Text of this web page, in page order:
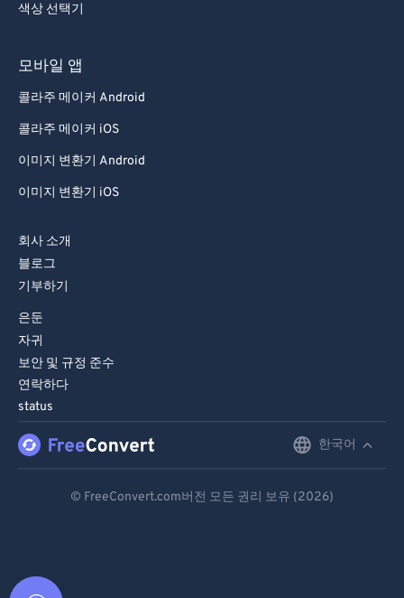
색상 선택기
모바일 앱
콜라주 메이커 Android
콜라주 메이커 iOS
이미지 변환기 Android
이미지 변환기 iOS
회사 소개
블로그
기부하기
은둔
자귀
보안 및 규정 준수
연락하다
status
한국어
© FreeConvert.com버전 모든 권리 보유 (2026)